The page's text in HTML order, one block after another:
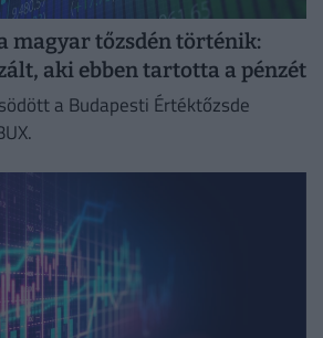
magyar tőzsdén történik:
aki ebben tartotta a pénzét
a Budapesti Értéktőzsde